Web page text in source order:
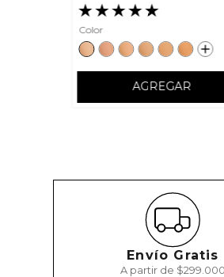
★★★★★
Color
AGREGAR
Envío Gratis
A partir de $299.000